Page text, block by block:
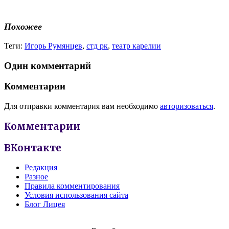
Похожее
Теги: Игорь Румянцев, стд рк, театр карелии
Один комментарий
Комментарии
Для отправки комментария вам необходимо авторизоваться.
Комментарии
ВКонтакте
Редакция
Разное
Правила комментирования
Условия использования сайта
Блог Лицея